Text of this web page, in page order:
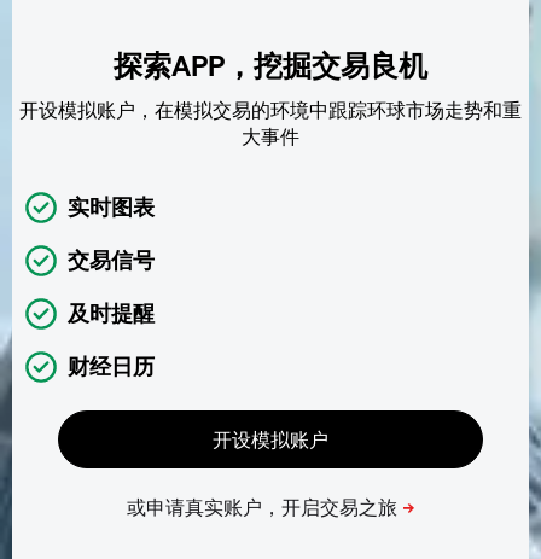
探索APP，挖掘交易良机
开设模拟账户，在模拟交易的环境中跟踪环球市场走势和重
大事件
实时图表
交易信号
及时提醒
财经日历